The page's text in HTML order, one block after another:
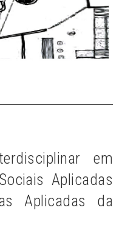
em
Aplicadas
Aplicadas da